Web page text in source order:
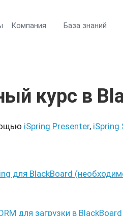
Компания База знаний
курс в
iSpring Presenter, iSpring
для BlackBoard
для загрузки в BlackBoard